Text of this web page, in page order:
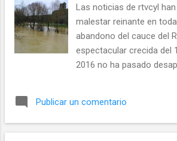
Las noticias de rtvcyl
malestar reinante en
abandono del cauce del
espectacular crecida del
2016 no ha pasado
los videos de la noticia a
Publicar un comentario